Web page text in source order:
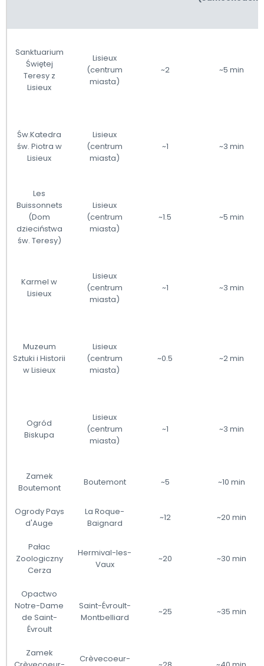
Sanktuarium
Świętej
Teresy z
Lisieux
Lisieux
(centrum
miasta)
~2 ~5 min
Św.Katedra
św. Piotra w
Lisieux
Lisieux
(centrum
miasta)
~1 ~3 min
Les
Buissonnets
(Dom
dzieciństwa
św. Teresy)
Lisieux
(centrum
miasta)
~1.5 ~5 min
Karmel w
Lisieux
Lisieux
(centrum
miasta)
~1 ~3 min
Muzeum
Sztuki i Historii
w Lisieux
Lisieux
(centrum
miasta)
~0.5 ~2 min
Ogród
Biskupa
Lisieux
(centrum
miasta)
~1 ~3 min
Zamek
Boutemont
Boutemont ~5 ~10 min
Ogrody Pays
d'Auge
La Roque-
Baignard
~12 ~20 min
Pałac
Zoologiczny
Cerza
Hermival-les-
Vaux
~20 ~30 min
Opactwo
Notre-Dame
de Saint-
Évroult
Saint-Évroult-
Montbelliard
~25 ~35 min
Zamek
Crèvecoeur-